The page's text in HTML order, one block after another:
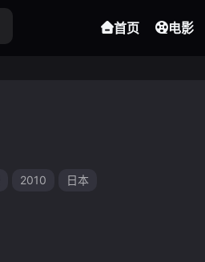
首页 电影
2010 日本